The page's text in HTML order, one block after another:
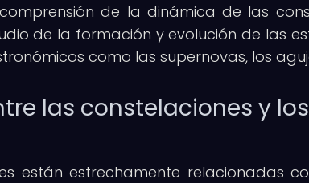
de la dinámica de las
de la formación y evolución de las
como las supernovas, los
las constelaciones y
están estrechamente relacionadas